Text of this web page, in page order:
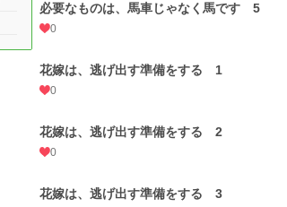
必要なものは、馬車じゃなく馬です 5
0
花嫁は、逃げ出す準備をする 1
0
花嫁は、逃げ出す準備をする 2
0
花嫁は、逃げ出す準備をする 3